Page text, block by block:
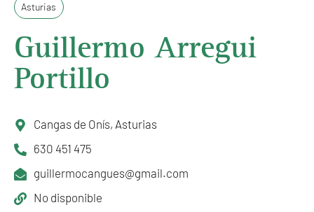
Asturias
Guillermo Arregui
Portillo
Cangas de Onís, Asturias
630 451 475
guillermocangues@gmail.com
No disponible